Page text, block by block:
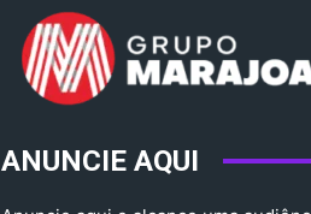
ANUNCIE AQUI